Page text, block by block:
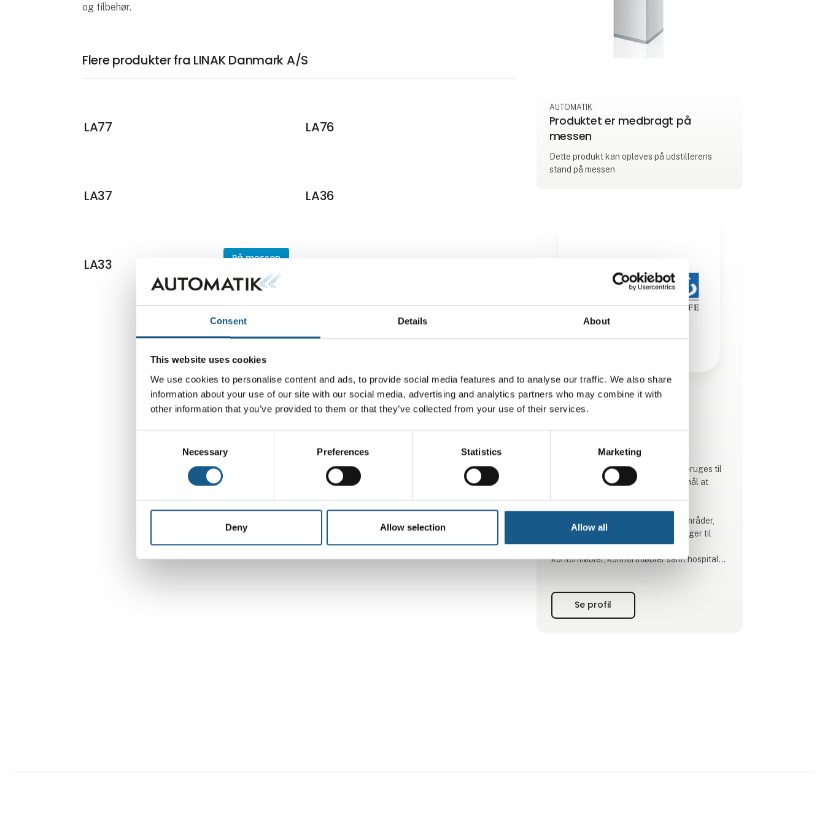
Consent Details About
This website uses cookies
We use cookies to personalise content and ads, to provide social media features and to analyse our traffic. We also share
information about your use of our site with our social media, advertising and analytics partners who may combine it with
other information that you’ve provided to them or that they’ve collected from your use of their services.
Necessary Preferences Statistics Marketing
Deny Allow selection Allow all
og tilbehør.
Flere produkter fra LINAK Danmark A/S
LA77 LA76
LA37 LA36
På messen
LA33
AUTOMATIK
Produktet er medbragt på
messen
Dette produkt kan opleves på udstillerens
stand på messen
Produktet er tilføjet af:
LINAK Danmark A/S
producenter af elektriske lineære
aktuatorsystemer. Vores systemer bruges til
at skabe bevægelse, der har til formål at
LINAK er inddelt i fire forretningsområder,
der er specialiseret i aktuatorløsninger til
applikationer inden for hhv. industri,
kontormøbler, komfortmøbler samt hospital
LINAK har hovedkontor i Guderup på Als,
produktion i Danmark, USA, Thailand, Kina
Se profil